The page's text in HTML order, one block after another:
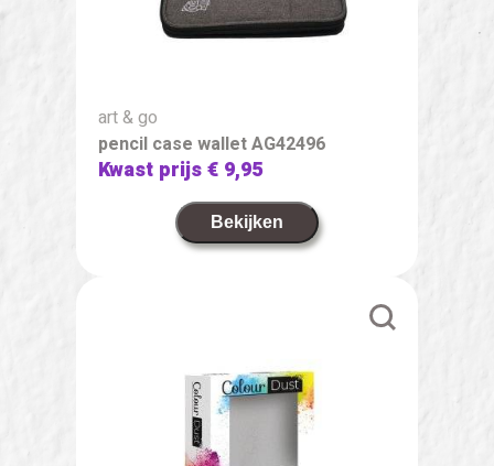
art & go
pencil case wallet AG42496
Kwast prijs€ 9,95
Bekijken